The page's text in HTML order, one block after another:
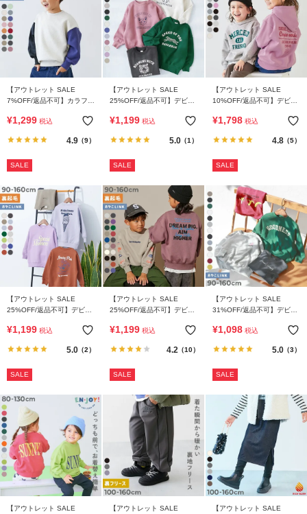
【アウトレット SALE
7%OFF/返品不可】カラフル
無地トレーナー
¥1,299 税込
4.9（9）
SALE
【アウトレット SALE
25%OFF/返品不可】デビラ
裏起毛 BIGシルエット プリ
¥1,199 税込
5.0（1）
SALE
【アウトレット SALE
10%OFF/返品不可】デビラ
カー
¥1,798 税込
4.8（5）
SALE
【アウトレット SALE
25%OFF/返品不可】デビラ
ルエット トレーナー
¥1,199 税込
5.0（2）
SALE
【アウトレット SALE
25%OFF/返品不可】デビラ
エットトレーナー
¥1,199 税込
4.2（10）
SALE
【アウトレット SALE
31%OFF/返品不可】デビラ
トレーナー
¥1,098 税込
5.0（3）
SALE
【アウトレット SALE
【アウトレット SALE
【アウトレット SALE